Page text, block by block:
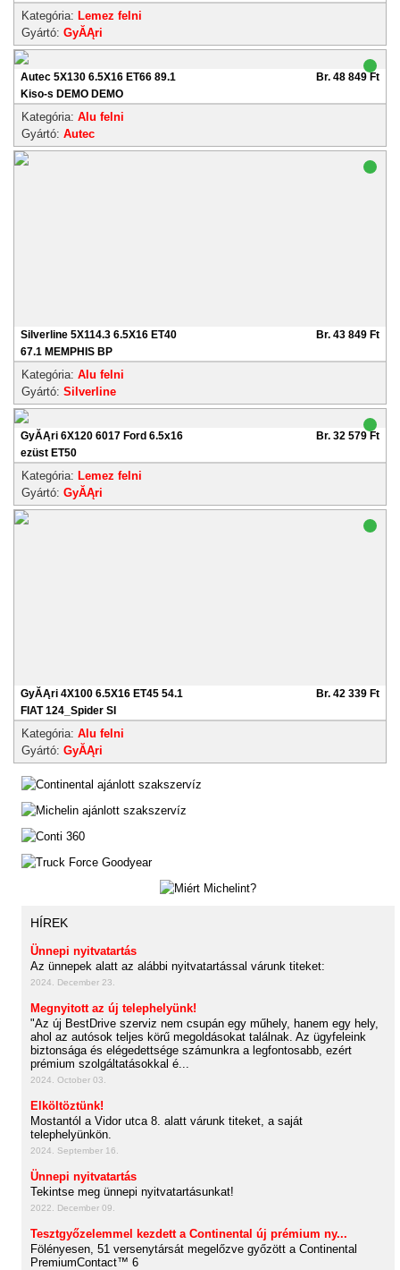
Kategória: Lemez felni
Gyártó: GyĂĄri
Autec 5X130 6.5X16 ET66 89.1
Kiso-s DEMO DEMO
Br. 48 849 Ft
Kategória: Alu felni
Gyártó: Autec
Silverline 5X114.3 6.5X16 ET40
67.1 MEMPHIS BP
Br. 43 849 Ft
Kategória: Alu felni
Gyártó: Silverline
GyĂĄri 6X120 6017 Ford 6.5x16
ezüst ET50
Br. 32 579 Ft
Kategória: Lemez felni
Gyártó: GyĂĄri
GyĂĄri 4X100 6.5X16 ET45 54.1
FIAT 124_Spider SI
Br. 42 339 Ft
Kategória: Alu felni
Gyártó: GyĂĄri
HÍREK
Ünnepi nyitvatartás
Az ünnepek alatt az alábbi nyitvatartással várunk titeket:
2024. December 23.
Megnyitott az új telephelyünk!
"Az új BestDrive szerviz nem csupán egy műhely, hanem egy hely,
ahol az autósok teljes körű megoldásokat találnak. Az ügyfeleink
biztonsága és elégedettsége számunkra a legfontosabb, ezért
prémium szolgáltatásokkal é...
2024. October 03.
Elköltöztünk!
Mostantól a Vidor utca 8. alatt várunk titeket, a saját
telephelyünkön.
2024. September 16.
Ünnepi nyitvatartás
Tekintse meg ünnepi nyitvatartásunkat!
2022. December 09.
Tesztgyőzelemmel kezdett a Continental új prémium ny...
Fölényesen, 51 versenytársát megelőzve győzött a Continental
PremiumContact™ 6